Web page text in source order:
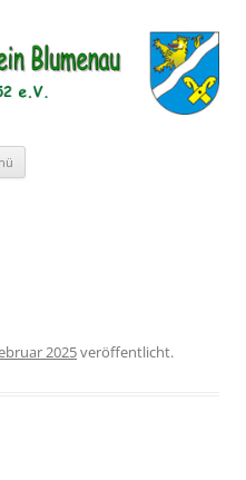
Blumenau von
e.V.
2025veröffentlicht.